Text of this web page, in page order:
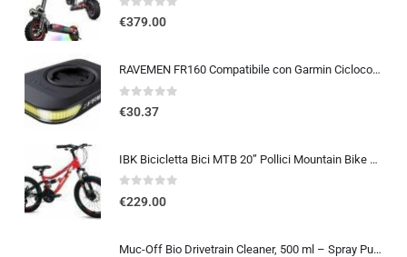
0out of 5
€379.00
RAVEMEN FR160 Compatibile con Garmin Ciclocomputer, 6 modalità di illuminazione Ciclismo Accessori per Luce Lampeggiante di a
0out of 5
€30.37
IBK Bicicletta Bici MTB 20” Pollici Mountain Bike BIAMMORTIZZATA Ragazzo Cambio 21 Velocità Freni a Disco Rossa
0out of 5
€229.00
Muc-Off Bio Drivetrain Cleaner, 500 ml – Spray Pulisci Catena Bici e Sgrassatore Catena Bici – Efficace e Biodegradabile – Pe